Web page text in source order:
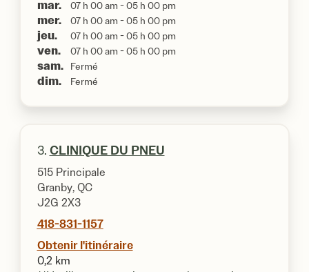
mar. 07 h 00 am - 05 h 00 pm
mer. 07 h 00 am - 05 h 00 pm
jeu. 07 h 00 am - 05 h 00 pm
ven. 07 h 00 am - 05 h 00 pm
sam. Fermé
dim. Fermé
3. CLINIQUE DU PNEU
515 Principale
Granby, QC
J2G 2X3
418-831-1157
Obtenir l'itinéraire
0,2 km